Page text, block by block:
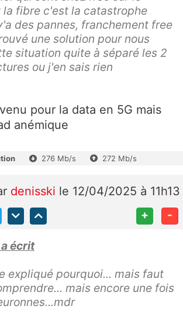
la fibre c'est la catastrophe
des pannes, franchement free
une solution pour nous
situation quite à séparé les 2
ou j'en sais rien
pour la data en 5G mais
anémique
276 Mb/s 272 Mb/s
denisski le 12/04/2025 à 11h13
+ -
écrit
expliqué pourquoi... mais faut
mais encore une fois